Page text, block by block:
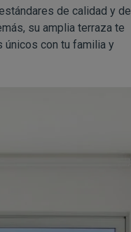
de calidad y de
su amplia terraza te
con tu familia y